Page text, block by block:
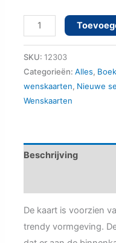
Wenskaart
Hyp
hyp
hoera!
Der
is
jierdei...
SKU: 12303
Categorieën: Alles,
wenskaarten, Nieuwe
Wenskaarten
Beschrijving
De kaart is voorzien
trendy vormgeving.